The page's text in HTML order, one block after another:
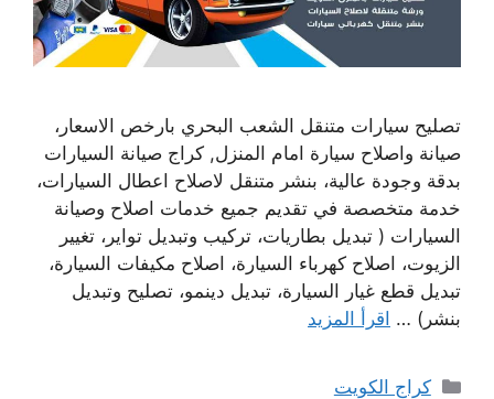
تصليح سيارات متنقل الشعب البحري بارخص الاسعار،
صيانة واصلاح سيارة امام المنزل, كراج صيانة السيارات
بدقة وجودة عالية، بنشر متنقل لاصلاح اعطال السيارات،
خدمة متخصصة في تقديم جميع خدمات اصلاح وصيانة
السيارات ( تبديل بطاريات، تركيب وتبديل تواير، تغيير
الزيوت، اصلاح كهرباء السيارة، اصلاح مكيفات السيارة،
تبديل قطع غيار السيارة، تبديل دينمو، تصليح وتبديل
بنشر) … اقرأ المزيد
التصنيفات
كراج الكويت